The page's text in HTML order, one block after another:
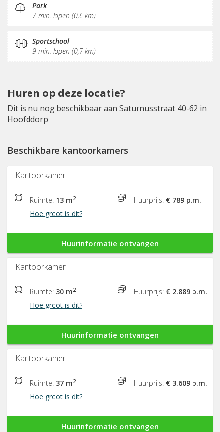
Park
7 min. lopen (0,6 km)
Sportschool
9 min. lopen (0,7 km)
Huren op deze locatie?
Dit is nu nog beschikbaar aan Saturnusstraat 40-62 in
Hoofddorp
Beschikbare kantoorkamers
Kantoorkamer
Ruimte: 13 m2
Hoe groot is dit?
Huurprijs: € 789 p.m.
Huurinformatie ontvangen
Kantoorkamer
Ruimte: 30 m2
Hoe groot is dit?
Huurprijs: € 2.889 p.m.
Huurinformatie ontvangen
Kantoorkamer
Ruimte: 37 m2
Hoe groot is dit?
Huurprijs: € 3.609 p.m.
Huurinformatie ontvangen